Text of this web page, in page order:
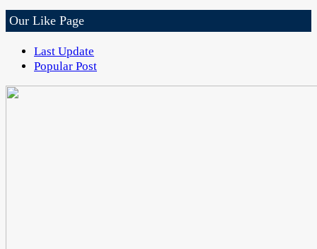
Our Like Page
Last Update
Popular Post